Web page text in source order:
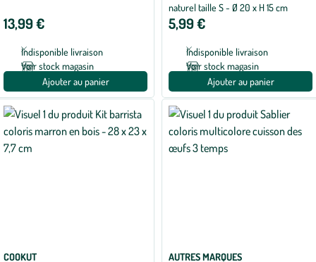
13,99 €
Indisponible livraison
Voir stock magasin
Ajouter au panier
naturel taille S - Ø 20 x H 15 cm
5,99 €
Indisponible livraison
Voir stock magasin
Ajouter au panier
COOKUT
AUTRES MARQUES